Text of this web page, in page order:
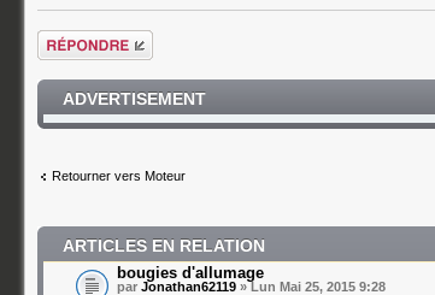
Répondre
ADVERTISEMENT
Retourner vers Moteur
ARTICLES EN RELATION
bougies d'allumage
parJonathan62119 » Lun Mai 25, 2015 9:28